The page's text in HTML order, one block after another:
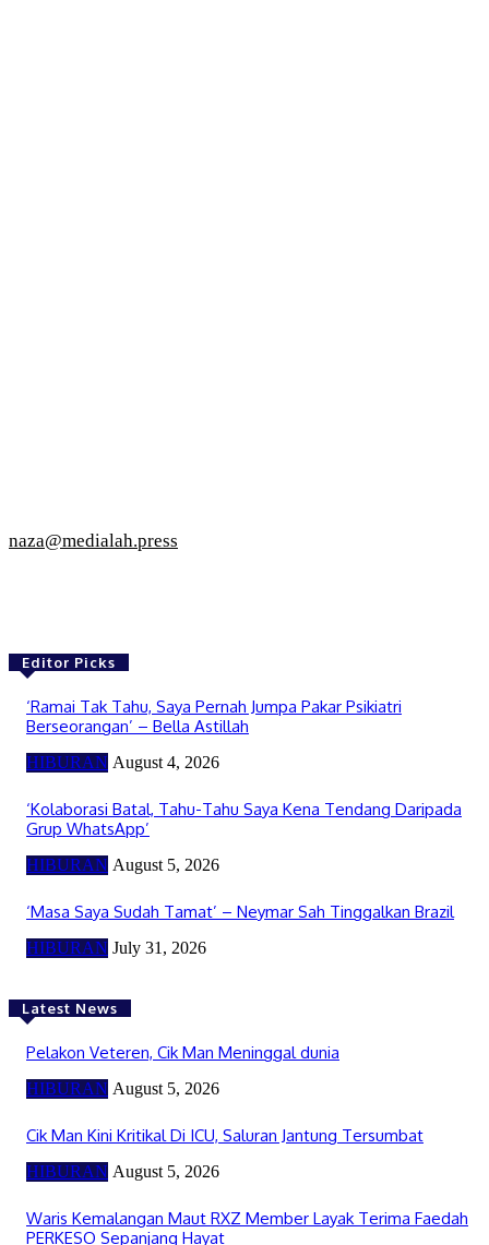
naza@medialah.press
Editor Picks
‘Ramai Tak Tahu, Saya Pernah Jumpa Pakar Psikiatri
Berseorangan’ – Bella Astillah
HIBURAN August 4, 2026
‘Kolaborasi Batal, Tahu-Tahu Saya Kena Tendang Daripada
Grup WhatsApp’
HIBURAN August 5, 2026
‘Masa Saya Sudah Tamat’ – Neymar Sah Tinggalkan Brazil
HIBURAN July 31, 2026
Latest News
Pelakon Veteren, Cik Man Meninggal dunia
HIBURAN August 5, 2026
Cik Man Kini Kritikal Di ICU, Saluran Jantung Tersumbat
HIBURAN August 5, 2026
Waris Kemalangan Maut RXZ Member Layak Terima Faedah
PERKESO Sepanjang Hayat